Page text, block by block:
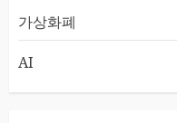
가상화폐
AI